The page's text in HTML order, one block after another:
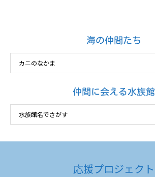
海の仲間たち
仲間に会える水族館
応援プロジェクト